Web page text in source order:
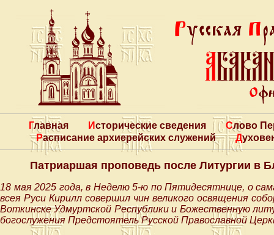
Главная Исторические сведения
Слово
Расписание архиерейских служений
Патриаршая проповедь после Литургии в
18 мая 2025 года, в Неделю 5-ю по Пятидесятнице, о
всея Руси Кирилл совершил чин великого освящения
Воткинске Удмуртской Республики и Божественную
богослужения Предстоятель Русской Православной